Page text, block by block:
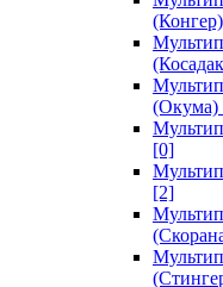
(Конгер)
(Окума)
[0]
[2]